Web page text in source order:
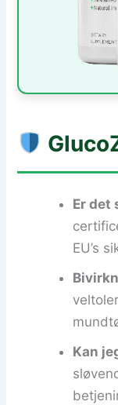
Er det
EU’s
Kan